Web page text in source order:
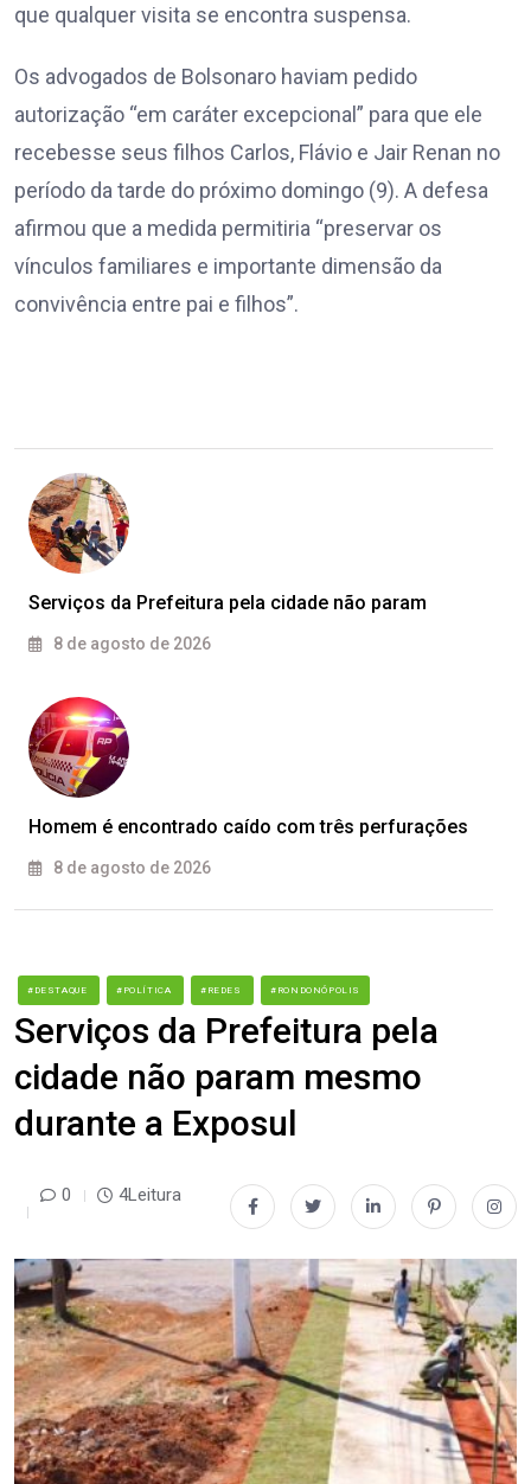
que qualquer visita se encontra suspensa.
Os advogados de Bolsonaro haviam pedido
autorização “em caráter excepcional” para que ele
recebesse seus filhos Carlos, Flávio e Jair Renan no
período da tarde do próximo domingo (9). A defesa
afirmou que a medida permitiria “preservar os
vínculos familiares e importante dimensão da
convivência entre pai e filhos”.
Serviços da Prefeitura pela cidade não param
8 de agosto de 2026
Homem é encontrado caído com três perfurações
8 de agosto de 2026
#DESTAQUE #POLÍTICA #REDES #RONDONÓPOLIS
Serviços da Prefeitura pela
cidade não param mesmo
durante a Exposul
0 4Leitura